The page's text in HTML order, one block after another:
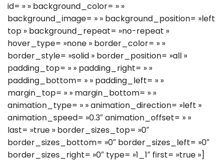
id= » » background_color= » »
background_image= » » background_position= »left
top » background_repeat= »no-repeat »
hover_type= »none » border_color= » »
border_style= »solid » border_position= »all »
padding_top= » » padding_right= » »
padding_bottom= » » padding_left= » »
margin_top= » » margin_bottom= » »
animation_type= » » animation_direction= »left »
animation_speed= »0.3″ animation_offset= » »
last= »true » border_sizes_top= »0″
border_sizes_bottom= »0″ border_sizes_left= »0″
border_sizes_right= »0″ type= »1_1″ first= »true »]